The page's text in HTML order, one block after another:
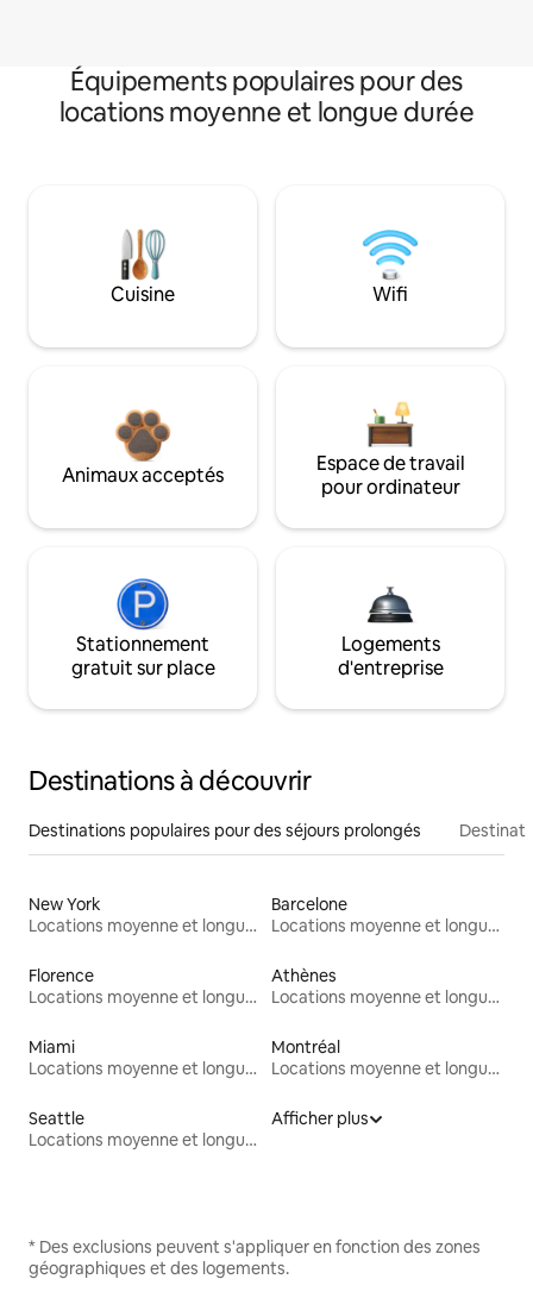
Équipements populaires pour des
locations moyenne et longue durée
Cuisine Wifi
Animaux acceptés
Espace de travail
pour ordinateur
Stationnement
gratuit sur place
Logements
d'entreprise
Destinations à découvrir
Destinations populaires pour des séjours prolongés
New York
Locations moyenne et longue durée
Barcelone
Locations moyenne et longue durée
Florence
Locations moyenne et longue durée
Athènes
Locations moyenne et longue durée
Miami
Locations moyenne et longue durée
Montréal
Locations moyenne et longue durée
Seattle
Locations moyenne et longue durée
Afficher plus
* Des exclusions peuvent s'appliquer en fonction des zones
géographiques et des logements.